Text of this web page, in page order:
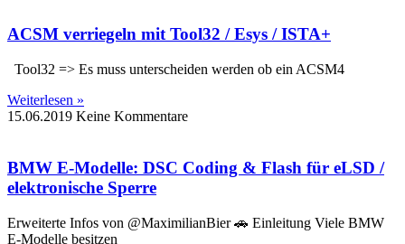
ACSM verriegeln mit Tool32 / Esys / ISTA+
Tool32 => Es muss unterscheiden werden ob ein ACSM4
Weiterlesen »
15.06.2019 Keine Kommentare
BMW E-Modelle: DSC Coding & Flash für eLSD /
elektronische Sperre
Erweiterte Infos von @MaximilianBier 🚗 Einleitung Viele BMW
E-Modelle besitzen